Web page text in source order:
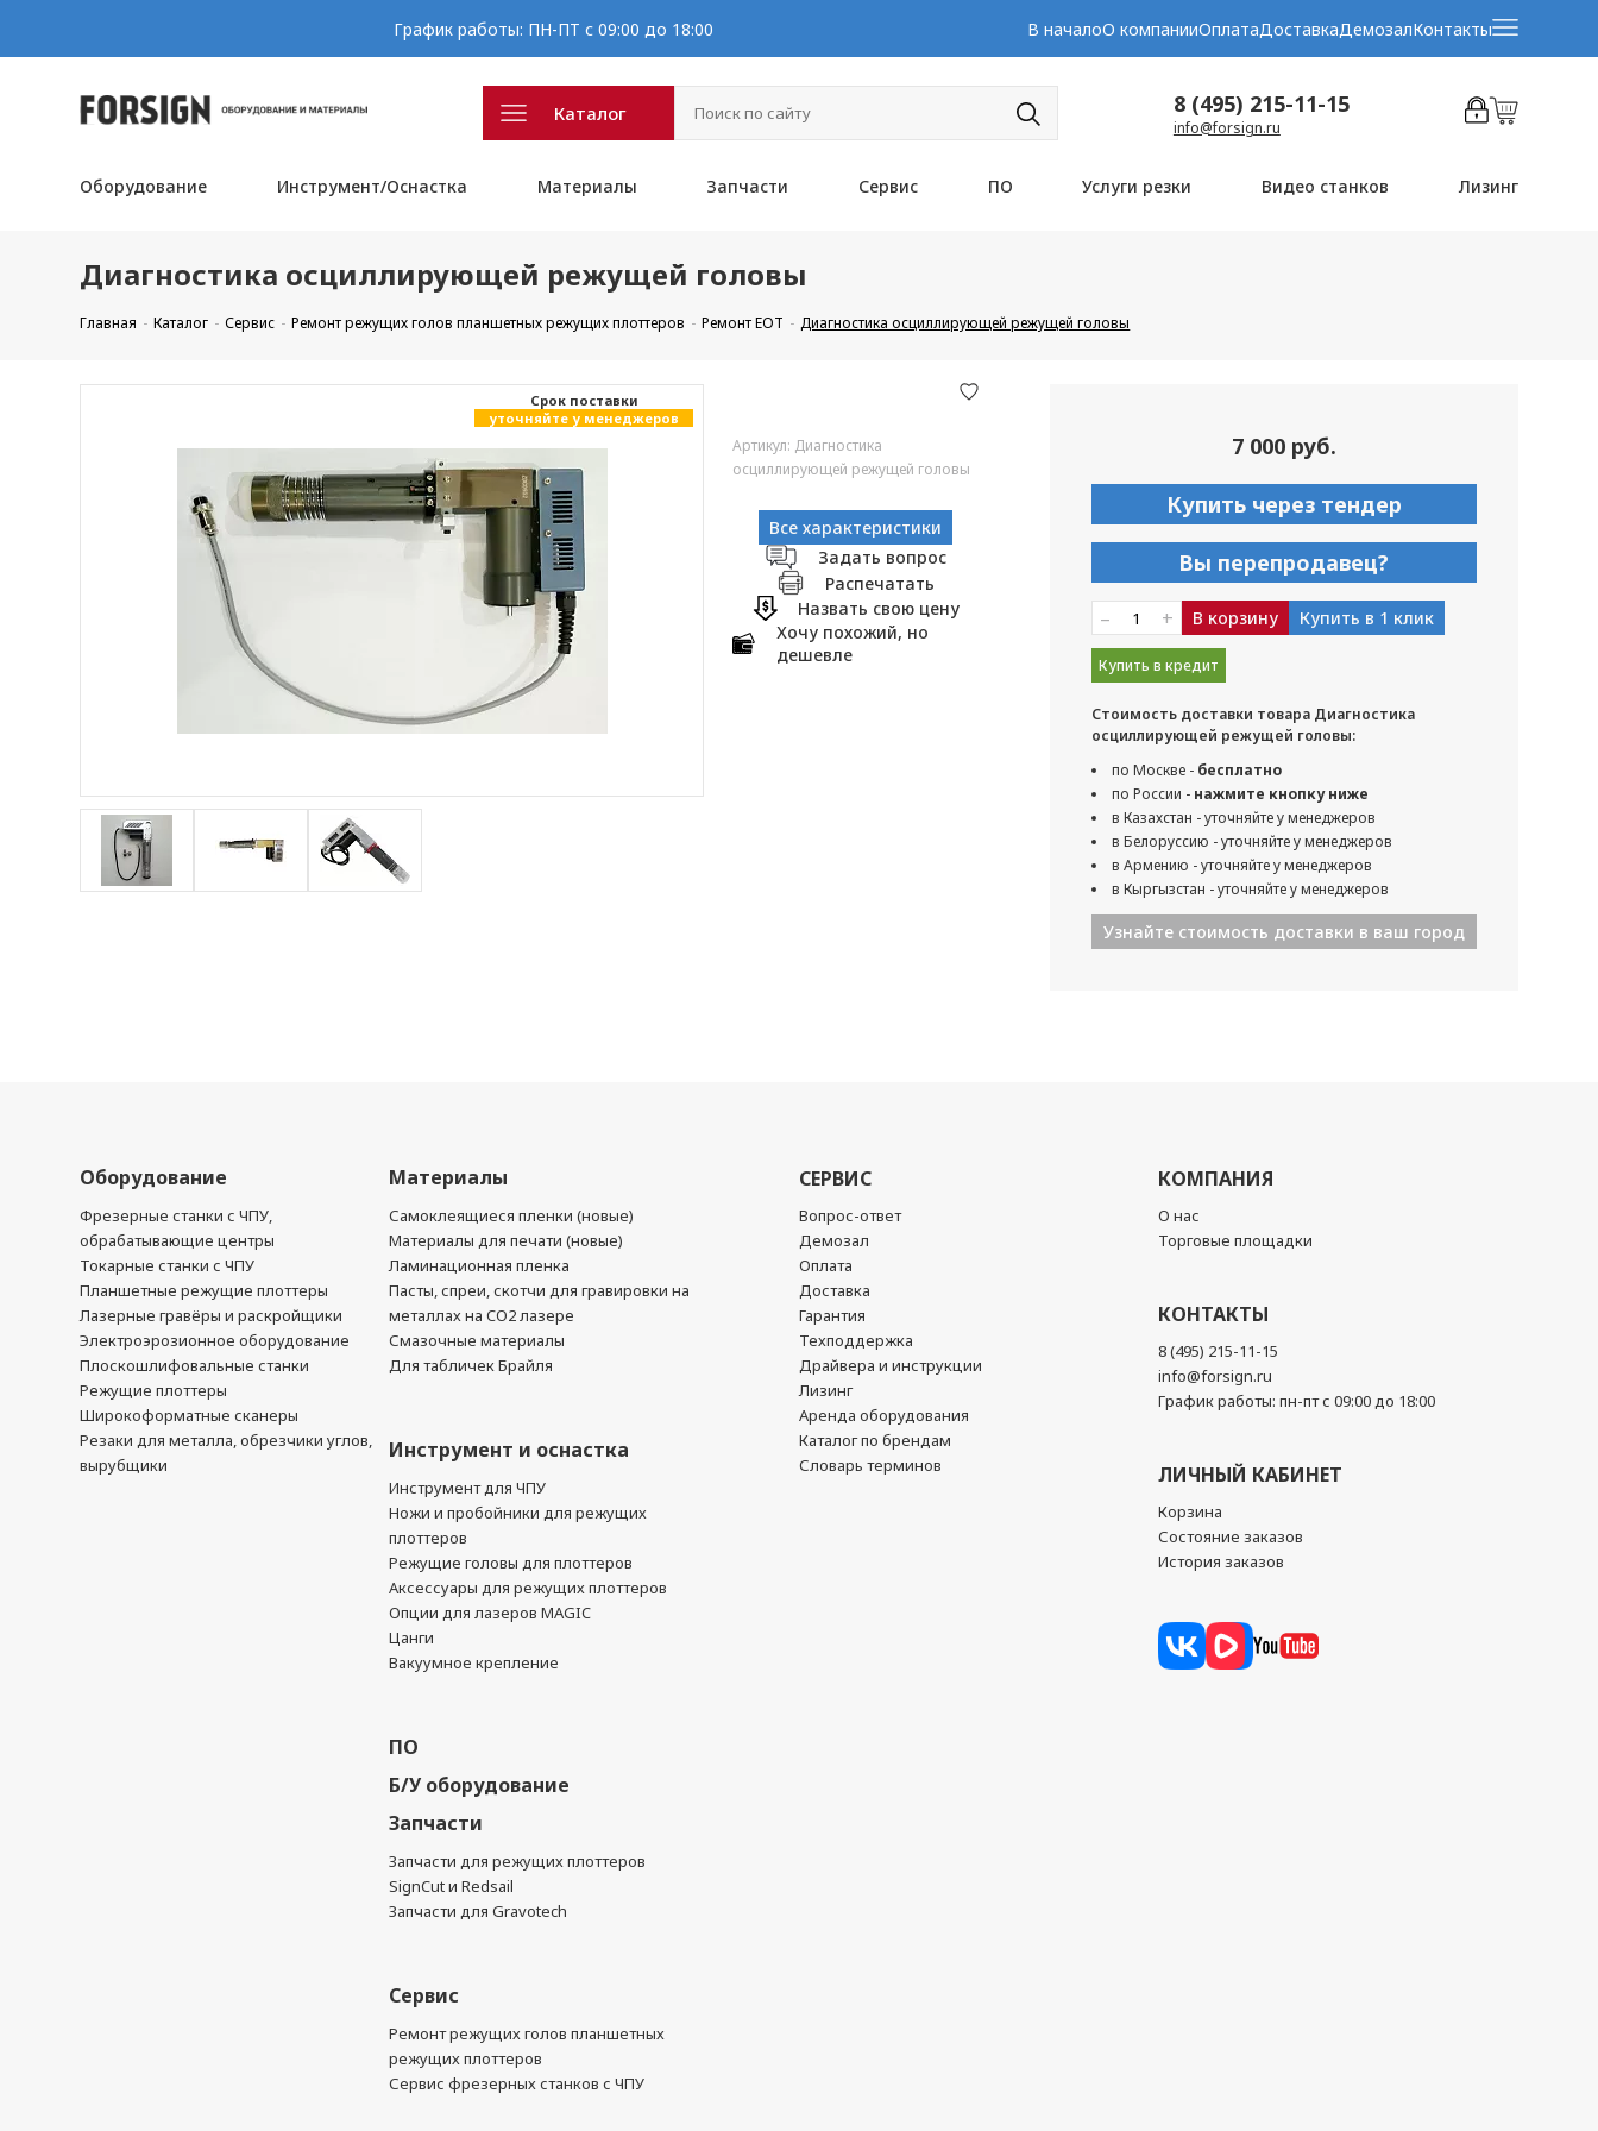
График работы: ПН-ПТ с 09:00 до 18:00 В началоО компанииОплатаДоставкаДемозалКонтакты
Каталог 8 (495) 215-11-15
info@forsign.ru
Оборудование Инструмент/Оснастка Материалы Запчасти Сервис ПО Услуги резки Видео станков Лизинг
Диагностика осциллирующей режущей головы
Главная Каталог Сервис Ремонт режущих голов планшетных режущих плоттеров Ремонт EOT Диагностика осциллирующей режущей головы
Cрок поставки
уточняйте у менеджеров
Артикул: Диагностика
осциллирующей режущей головы
Все характеристики
Задать вопрос
Распечатать
Назвать свою цену
Хочу похожий, но
дешевле
7 000 руб.
Купить через тендер
Вы перепродавец?
– + В корзину Купить в 1 клик
Купить в кредит
Стоимость доставки товара Диагностика
осциллирующей режущей головы:
по Москве - бесплатно
по России - нажмите кнопку ниже
в Казахстан - уточняйте у менеджеров
в Белоруссию - уточняйте у менеджеров
в Армению - уточняйте у менеджеров
в Кыргызстан - уточняйте у менеджеров
Узнайте стоимость доставки в ваш город
Оборудование
Фрезерные станки с ЧПУ,
обрабатывающие центры
Токарные станки с ЧПУ
Планшетные режущие плоттеры
Лазерные гравёры и раскройщики
Электроэрозионное оборудование
Плоскошлифовальные станки
Режущие плоттеры
Широкоформатные сканеры
Резаки для металла, обрезчики углов,
вырубщики
Материалы
Самоклеящиеся пленки (новые)
Материалы для печати (новые)
Ламинационная пленка
Пасты, спреи, скотчи для гравировки на
металлах на CO2 лазере
Смазочные материалы
Для табличек Брайля
Инструмент и оснастка
Инструмент для ЧПУ
Ножи и пробойники для режущих
плоттеров
Режущие головы для плоттеров
Аксессуары для режущих плоттеров
Опции для лазеров MAGIC
Цанги
Вакуумное крепление
ПО
Б/У оборудование
Запчасти
Запчасти для режущих плоттеров
SignCut и Redsail
Запчасти для Gravotech
Сервис
Ремонт режущих голов планшетных
режущих плоттеров
Сервис фрезерных станков с ЧПУ
СЕРВИС
Вопрос-ответ
Демозал
Оплата
Доставка
Гарантия
Техподдержка
Драйвера и инструкции
Лизинг
Аренда оборудования
Каталог по брендам
Словарь терминов
КОМПАНИЯ
О нас
Торговые площадки
КОНТАКТЫ
8 (495) 215-11-15
info@forsign.ru
График работы: пн-пт с 09:00 до 18:00
ЛИЧНЫЙ КАБИНЕТ
Корзина
Состояние заказов
История заказов